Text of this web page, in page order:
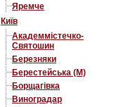
Яремче
Київ
Академмістечко-
Святошин
Березняки
Берестейська (М)
Борщагівка
Виноградар